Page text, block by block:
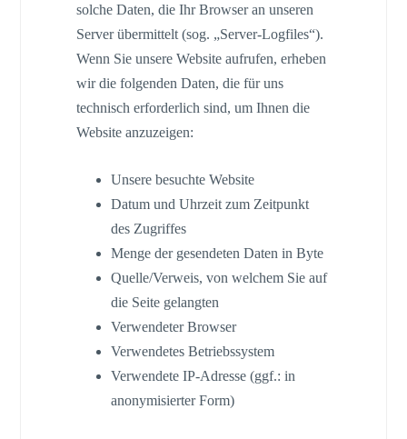
solche Daten, die Ihr Browser an unseren
Server übermittelt (sog. „Server-Logfiles“).
Wenn Sie unsere Website aufrufen, erheben
wir die folgenden Daten, die für uns
technisch erforderlich sind, um Ihnen die
Website anzuzeigen:
Unsere besuchte Website
Datum und Uhrzeit zum Zeitpunkt
des Zugriffes
Menge der gesendeten Daten in Byte
Quelle/Verweis, von welchem Sie auf
die Seite gelangten
Verwendeter Browser
Verwendetes Betriebssystem
Verwendete IP-Adresse (ggf.: in
anonymisierter Form)